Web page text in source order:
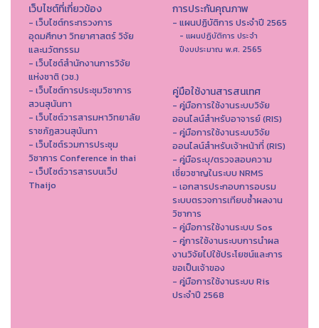
เว็บไซต์ที่เกี่ยวข้อง
- เว็บไซต์กระทรวงการ
อุดมศึกษา วิทยาศาสตร์ วิจัย
และนวัตกรรม
- เว็บไซต์สำนักงานการวิจัย
แห่งชาติ (วช.)
- เว็บไซต์การประชุมวิชาการ
สวนสุนันทา
- เว็บไซต์วารสารมหาวิทยาลัย
ราชภัฏสวนสุนันทา
- เว็บไซต์รวมการประชุม
วิชาการ Conference in thai
- เว็ปไซต์วารสารบนเว็ป
Thaijo
การประกันคุณภาพ
- แผนปฏิบัติการ ประจำปี 2565
- แผนปฏิบัติการ ประจำ
ปีงบประมาณ พ.ศ. 2565
คู่มือใช้งานสารสนเทศ
- คู่มือการใช้งานระบบวิจัย
ออนไลน์สำหรับอาจารย์ (RIS)
- คู่มือการใช้งานระบบวิจัย
ออนไลน์สำหรับเจ้าหน้าที่ (RIS)
- คู่มือระบุ/ตรวจสอบความ
เชี่ยวชาญในระบบ NRMS
- เอกสารประกอบการอบรม
ระบบตรวจการเทียบซ้ำผลงาน
วิชาการ
- คู่มือการใช้งานระบบ Sos
- คู่การใช้งานระบบการนำผล
งานวิจัยไปใช้ประโยชน์และการ
ขอเป็นเจ้าของ
- คู่มือการใช้งานระบบ Ris
ประจำปี 2568